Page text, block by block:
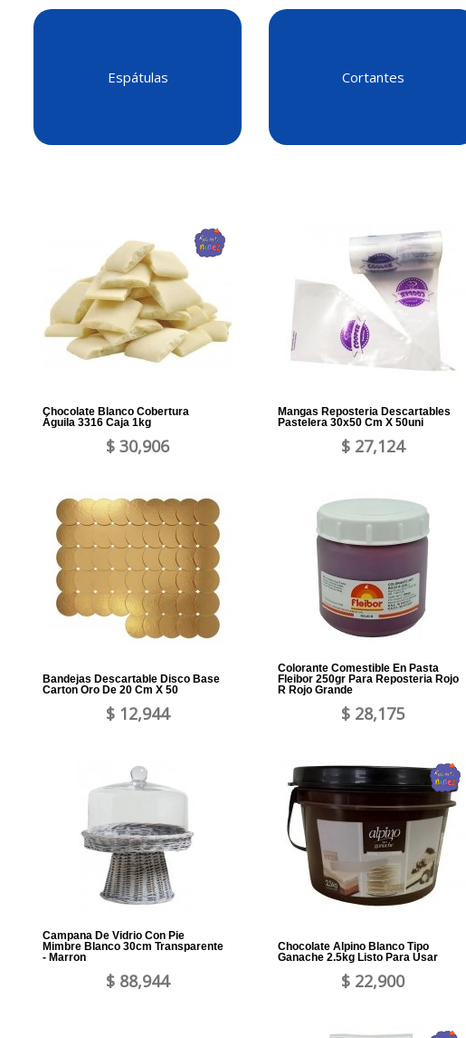
Espátulas Cortantes
Chocolate Blanco Cobertura
Águila 3316 Caja 1kg
$ 30,906
Mangas Reposteria Descartables
Pastelera 30x50 Cm X 50uni
$ 27,124
Bandejas Descartable Disco Base
Carton Oro De 20 Cm X 50
$ 12,944
Colorante Comestible En Pasta
Fleibor 250gr Para Reposteria Rojo
R Rojo Grande
$ 28,175
Campana De Vidrio Con Pie
Mimbre Blanco 30cm Transparente
- Marron
$ 88,944
Chocolate Alpino Blanco Tipo
Ganache 2.5kg Listo Para Usar
$ 22,900